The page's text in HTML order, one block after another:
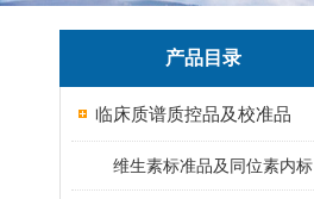
产品目录
临床质谱质控品及校准品
维生素标准品及同位素内标